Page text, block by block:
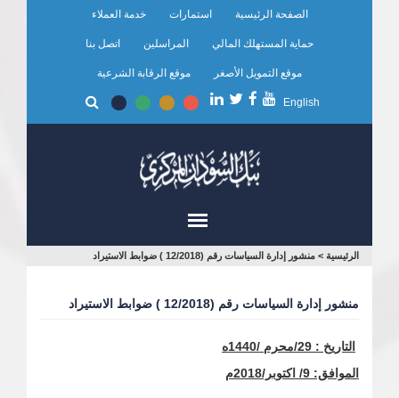
الصفحة الرئيسية استمارات خدمة العملاء
حماية المستهلك المالي المراسلين اتصل بنا
موقع التمويل الأصغر موقع الرقابة الشرعية
English
أنت
الرئيسية > منشور إدارة السياسات رقم (12/2018 ) ضوابط الاستيراد
منشور إدارة السياسات رقم (12/2018 ) ضوابط الاستيراد
التاريخ : 29/محرم /1440ه
الموافق: 9/ اكتوبر/2018م